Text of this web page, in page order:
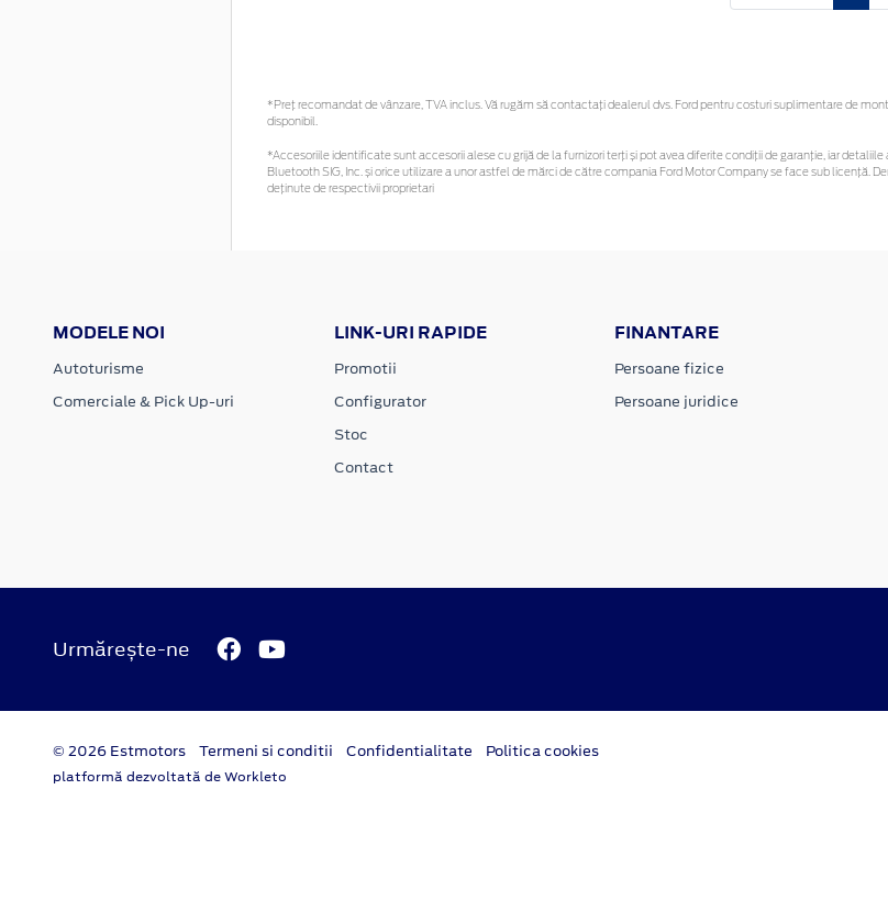
*Preţ recomandat de vânzare, TVA inclus. Vă rugăm să contactaţi dealerul dvs. Ford pentru costuri suplimentare de
disponibil.
*Accesoriile identificate sunt accesorii alese cu grijă de la furnizori terți și pot avea diferite condiții de garanție, iar
Bluetooth SIG, Inc. și orice utilizare a unor astfel de mărci de către compania Ford Motor Company se face sub
deținute de respectivii proprietari
MODELE NOI
Autoturisme
Comerciale & Pick Up-uri
LINK-URI RAPIDE
Promotii
Configurator
Stoc
Contact
FINANTARE
Persoane fizice
Persoane juridice
Urmărește-ne
© 2026 Estmotors Termeni si conditii Confidentialitate Politica cookies
platformă dezvoltată de Workleto